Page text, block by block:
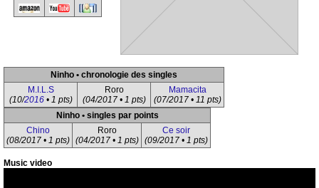
Ninho • chronologie des singles
M.I.L.S
(10/2016• 1 pts)
Roro
(04/2017 • 1 pts)
Mamacita
(07/2017 • 11 pts)
Ninho • singles par points
Chino
(08/2017 • 1 pts)
Roro
(04/2017 • 1 pts)
Ce soir
(09/2017 • 1 pts)
Music video